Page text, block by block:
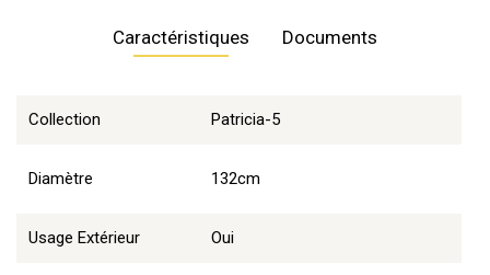
Caractéristiques
Collection Patricia-5
Diamètre 132cm
Usage Extérieur Oui
Documents